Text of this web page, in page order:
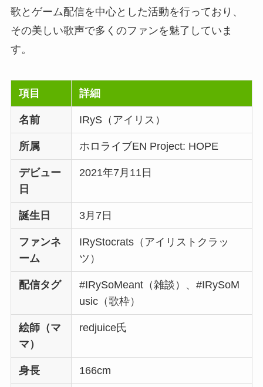
歌とゲーム配信を中心とした活動を行っており、
その美しい歌声で多くのファンを魅了していま
す。
項目 詳細
名前 IRyS（アイリス）
所属 ホロライブEN Project: HOPE
デビュー
日
2021年7月11日
誕生日 3月7日
ファンネ
ーム
IRyStocrats（アイリストクラッ
ツ）
配信タグ
#IRySoMeant（雑談）、#IRySoM
usic（歌枠）
絵師（マ
マ）
redjuice氏
身長 166cm